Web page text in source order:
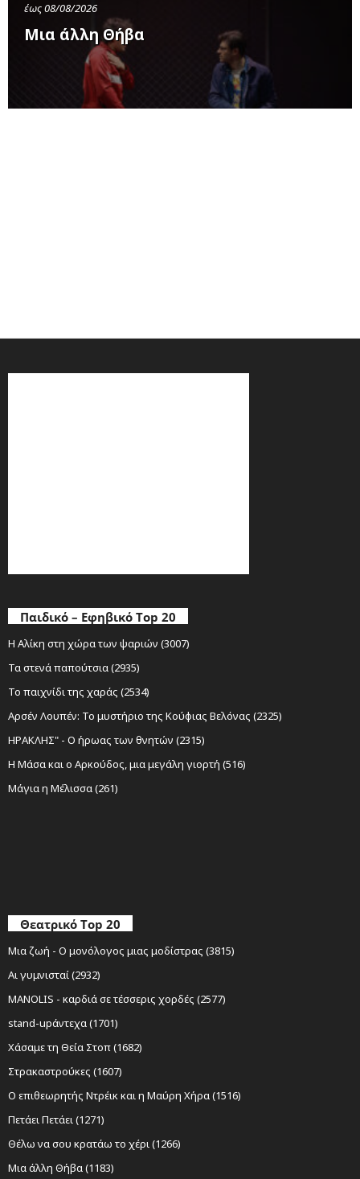
έως 08/08/2026
Μια άλλη Θήβα
Παιδικό – Εφηβικό Top 20
Η Αλίκη στη χώρα των ψαριών (3007)
Τα στενά παπούτσια (2935)
Το παιχνίδι της χαράς (2534)
Αρσέν Λουπέν: Το μυστήριο της Κούφιας Βελόνας (2325)
ΗΡΑΚΛΗΣ" - Ο ήρωας των θνητών (2315)
Η Μάσα και ο Αρκούδος, μια μεγάλη γιορτή (516)
Μάγια η Μέλισσα (261)
Θεατρικό Top 20
Μια ζωή - Ο μονόλογος μιας μοδίστρας (3815)
Αι γυμνισταί (2932)
MANOLIS - καρδιά σε τέσσερις χορδές (2577)
stand-upάντεχα (1701)
Χάσαμε τη Θεία Στοπ (1682)
Στρακαστρούκες (1607)
Ο επιθεωρητής Ντρέικ και η Μαύρη Χήρα (1516)
Πετάει Πετάει (1271)
Θέλω να σου κρατάω το χέρι (1266)
Μια άλλη Θήβα (1183)